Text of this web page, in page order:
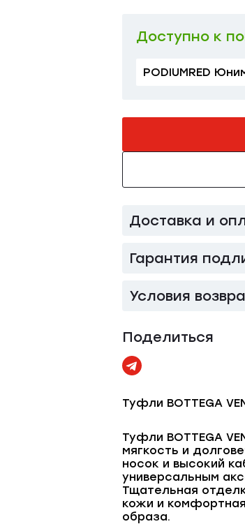
Доступно к
PODIUMRED
Доставка и
Гарантия
Условия
Поделиться
Туфли BOTTEGA
Туфли BOTTEGA
мягкость и
носок и высокий
универсальным
Тщательная
кожи и
образа.